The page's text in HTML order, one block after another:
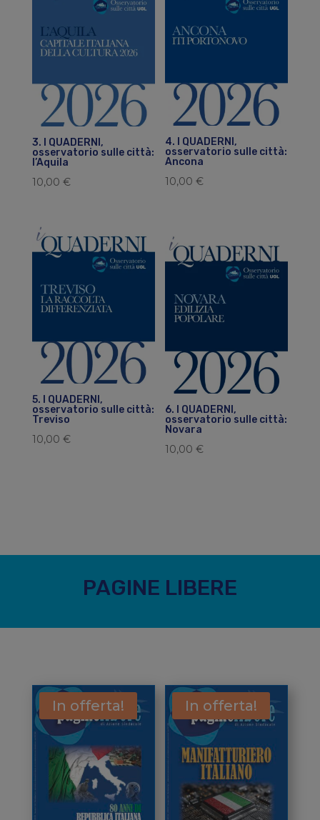
3. I QUADERNI,
osservatorio sulle città:
l’Aquila
10,00 €
4. I QUADERNI,
osservatorio sulle città:
Ancona
10,00€
5. I QUADERNI,
osservatorio sulle città:
Treviso
10,00 €
6. I QUADERNI,
osservatorio sulle città:
Novara
10,00€
PAGINE LIBERE
In offerta! In offerta!